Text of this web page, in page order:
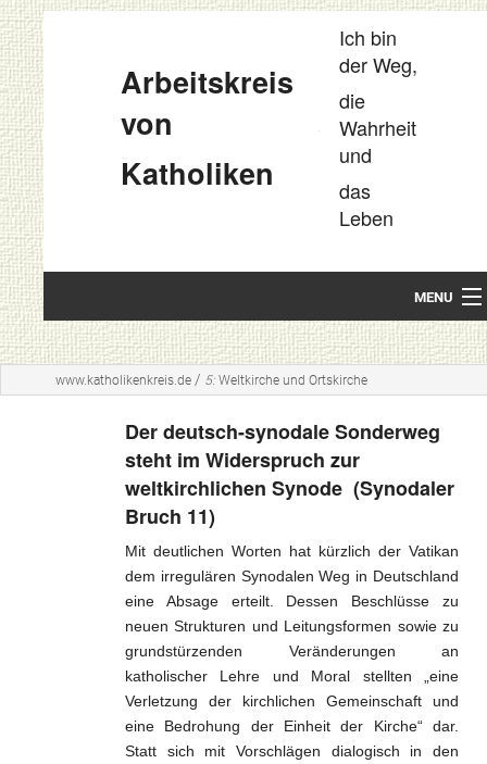
Arbeitskreis
von
Katholiken
Ich bin
der Weg,
die
Wahrheit
und
das
Leben
MENU
Startseite
Unsere Leitideen
Glaube und geistl. Leben
Weltkirche und Ortskirche
Gesellschaft und Staat
Impressum
www.katholikenkreis.de / 5: Weltkirche und Ortskirche
Der deutsch-synodale Sonderweg
steht im Widerspruch zur
weltkirchlichen Synode (Synodaler
Bruch 11)
Mit deutlichen Worten hat kürzlich der Vatikan
dem irregulären Synodalen Weg in Deutschland
eine Absage erteilt. Dessen Beschlüsse zu
neuen Strukturen und Leitungsformen sowie zu
grundstürzenden Veränderungen an
katholischer Lehre und Moral stellten „eine
Verletzung der kirchlichen Gemeinschaft und
eine Bedrohung der Einheit der Kirche“ dar.
Statt sich mit Vorschlägen dialogisch in den